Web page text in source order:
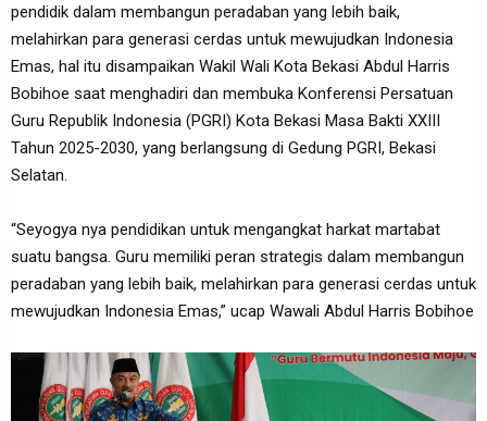
pendidik dalam membangun peradaban yang lebih baik,
melahirkan para generasi cerdas untuk mewujudkan Indonesia
Emas, hal itu disampaikan Wakil Wali Kota Bekasi Abdul Harris
Bobihoe saat menghadiri dan membuka Konferensi Persatuan
Guru Republik Indonesia (PGRI) Kota Bekasi Masa Bakti XXIII
Tahun 2025-2030, yang berlangsung di Gedung PGRI, Bekasi
Selatan.
“Seyogya nya pendidikan untuk mengangkat harkat martabat
suatu bangsa. Guru memiliki peran strategis dalam membangun
peradaban yang lebih baik, melahirkan para generasi cerdas untuk
mewujudkan Indonesia Emas,” ucap Wawali Abdul Harris Bobihoe